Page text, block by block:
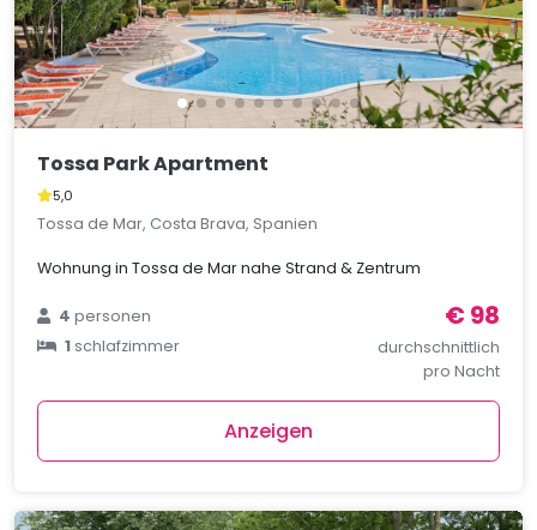
Tossa Park Apartment
5,0
Tossa de Mar, Costa Brava, Spanien
Wohnung in Tossa de Mar nahe Strand & Zentrum
4personen
1schlafzimmer
€ 98
durchschnittlich
pro Nacht
Anzeigen